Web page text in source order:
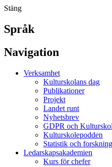
Stäng
Språk
Navigation
Verksamhet
Kulturskolans dag
Publikationer
Projekt
Landet runt
Nyhetsbrev
GDPR och
Kulturskolepodden
Statistik och forskning
Ledarskapsakademien
Kurs för chefer